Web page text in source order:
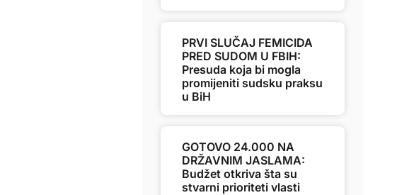
PRVI SLUČAJ FEMICIDA
PRED SUDOM U FBIH:
Presuda koja bi mogla
promijeniti sudsku praksu
u BiH
GOTOVO 24.000 NA
DRŽAVNIM JASLAMA:
Budžet otkriva šta su
stvarni prioriteti vlasti